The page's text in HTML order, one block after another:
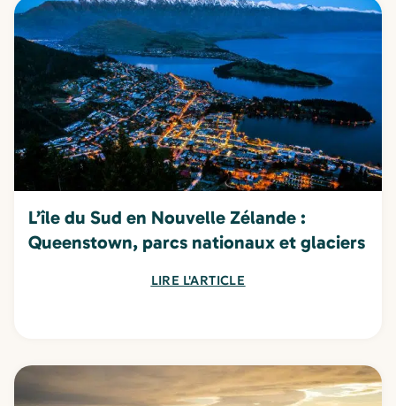
L’île du Sud en Nouvelle Zélande :
Queenstown, parcs nationaux et glaciers
LIRE L'ARTICLE